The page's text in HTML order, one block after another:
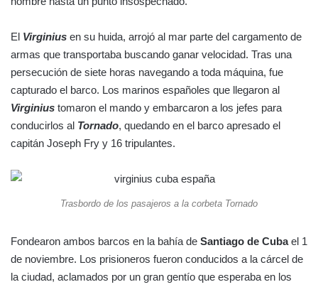
El Virginius en su huida, arrojó al mar parte del cargamento de
armas que transportaba buscando ganar velocidad. Tras una
persecución de siete horas navegando a toda máquina, fue
capturado el barco. Los marinos españoles que llegaron al
Virginius tomaron el mando y embarcaron a los jefes para
conducirlos al Tornado, quedando en el barco apresado el
capitán Joseph Fry y 16 tripulantes.
Trasbordo de los pasajeros a la corbeta Tornado
Fondearon ambos barcos en la bahía de Santiago de Cubael 1
de noviembre. Los prisioneros fueron conducidos a la cárcel de
la ciudad, aclamados por un gran gentío que esperaba en los